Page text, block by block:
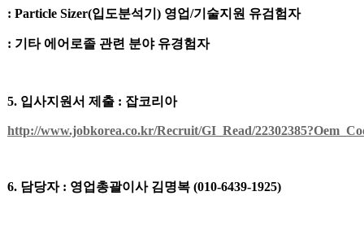
: Particle Sizer(입도분석기 ) 영업/기술지원 유검험자
: 기타 에어로졸 관련 분야 유경험자
5. 입사지원서 제출 : 잡코리아
http://www.jobkorea.co.kr/Recruit/GI_Read/
6. 담당자 : 영업총괄이사 김명복 (010-6439-1925)